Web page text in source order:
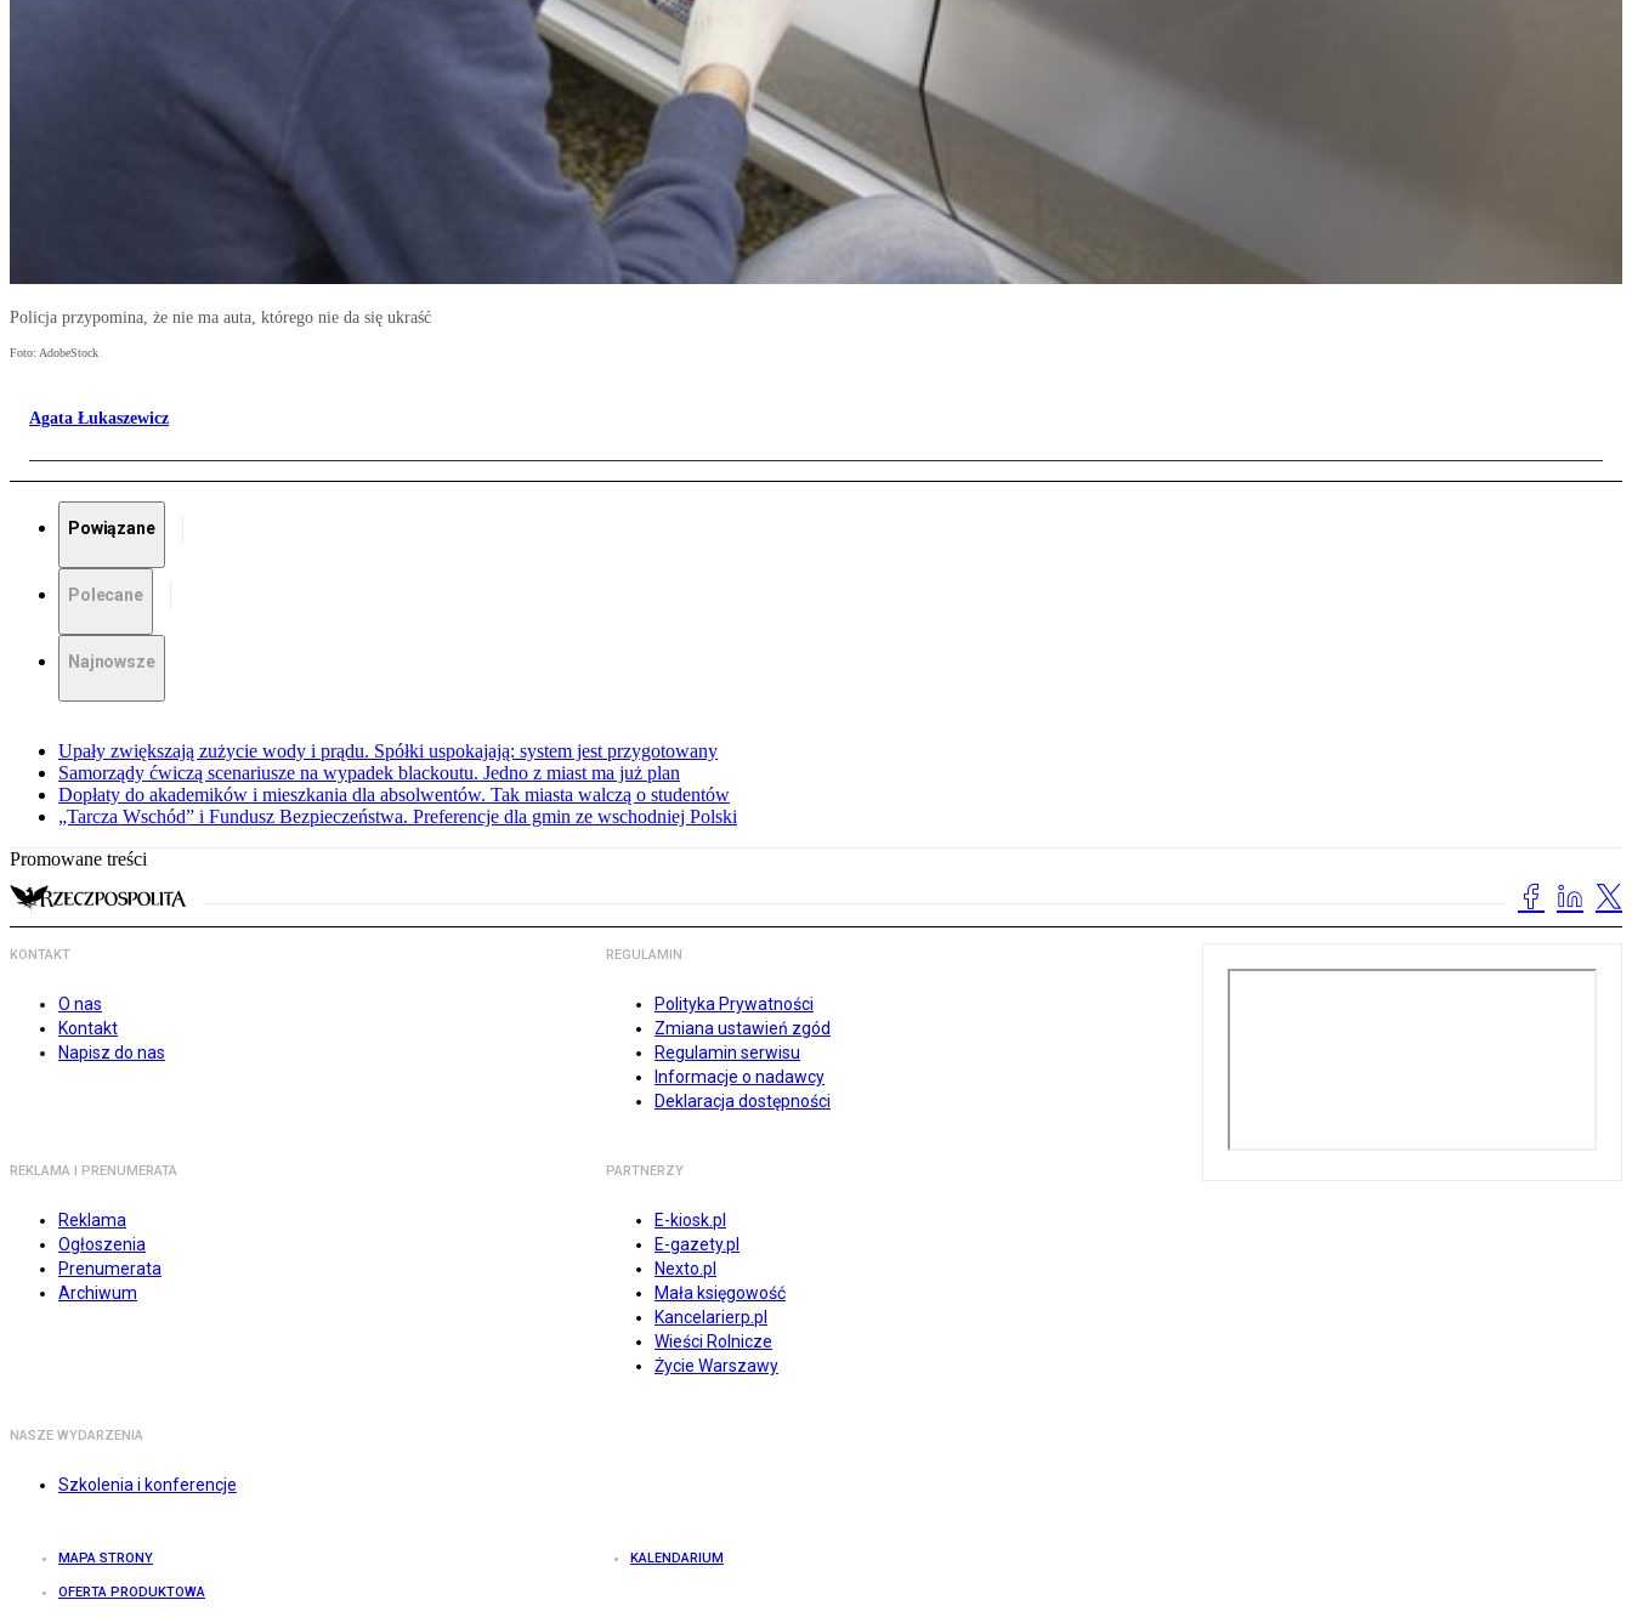
Policja przypomina, że nie ma auta, którego nie da się ukraść
Foto: AdobeStock
Agata Łukaszewicz
Powiązane
Polecane
Najnowsze
Upały zwiększają zużycie wody i prądu. Spółki uspokajają: system jest przygotowany
Samorządy ćwiczą scenariusze na wypadek blackoutu. Jedno z miast ma już plan
Dopłaty do akademików i mieszkania dla absolwentów. Tak miasta walczą o studentów
„Tarcza Wschód” i Fundusz Bezpieczeństwa. Preferencje dla gmin ze wschodniej Polski
Promowane treści
KONTAKT
O nas
Kontakt
Napisz do nas
REGULAMIN
Polityka Prywatności
Zmiana ustawień zgód
Regulamin serwisu
Informacje o nadawcy
Deklaracja dostępności
REKLAMA I PRENUMERATA
Reklama
Ogłoszenia
Prenumerata
Archiwum
PARTNERZY
E-kiosk.pl
E-gazety.pl
Nexto.pl
Mała księgowość
Kancelarierp.pl
Wieści Rolnicze
Życie Warszawy
NASZE WYDARZENIA
Szkolenia i konferencje
MAPA STRONY KALENDARIUM
OFERTA PRODUKTOWA